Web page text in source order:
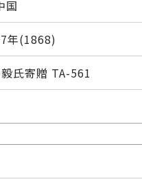
国
7年(1868)
氏寄贈 TA-561